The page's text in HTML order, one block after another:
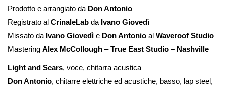
Prodotto e arrangiato da Don Antonio
Registrato al CrinaleLab da Ivano Giovedì
Missato da Ivano Giovedì e Don Antonio al Waveroof Studio
Mastering Alex McCollough –True East Studio – Nashville
Light and Scars, voce, chitarra acustica
Don Antonio, chitarre elettriche ed acustiche, basso, lap steel,